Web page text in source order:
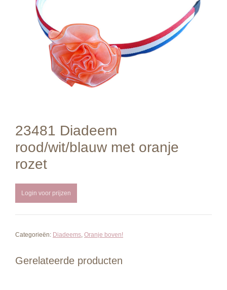
23481 Diadeem
rood/wit/blauw met oranje
rozet
Login voor prijzen
Categorieën: Diadeems, Oranje boven!
Gerelateerde producten